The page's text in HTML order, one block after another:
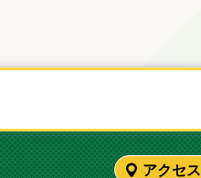
アクセス